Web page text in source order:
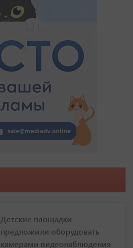
Детские площадки
предложили оборудовать
камерами видеонаблюдения